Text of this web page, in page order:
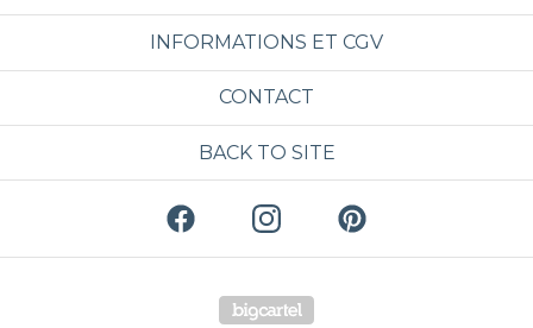
INFORMATIONS ET CGV
CONTACT
BACK TO SITE